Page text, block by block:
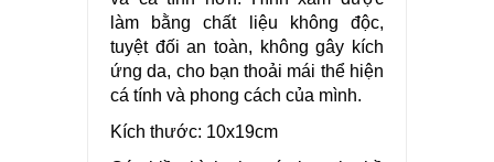
làm bằng chất liệu không độc,
tuyệt đối an toàn, không gây kích
ứng da, cho bạn thoải mái thể hiện
cá tính và phong cách của mình.
Kích thước: 10x19cm